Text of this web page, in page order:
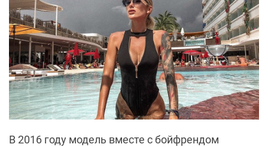
В 2016 году модель вместе с бойфрендом